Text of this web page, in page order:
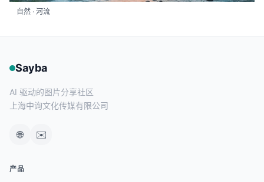
自然 · 河流
Sayba
AI 驱动的图片分享社区
上海中询文化传媒有限公司
🌐 ✉️
产品